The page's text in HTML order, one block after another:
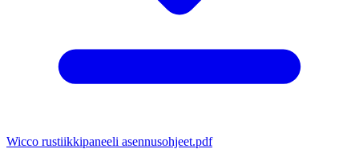
Wicco rustiikkipaneeli asennusohjeet.pdf